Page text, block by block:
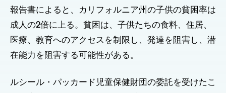
報告書によると、カリフォルニア州の子供の貧困率は
成人の2倍に上る。貧困は、子供たちの食料、住居、
医療、教育へのアクセスを制限し、発達を阻害し、潜
在能力を阻害する可能性がある。
ルシール・パッカード児童保健財団の委託を受けたこ